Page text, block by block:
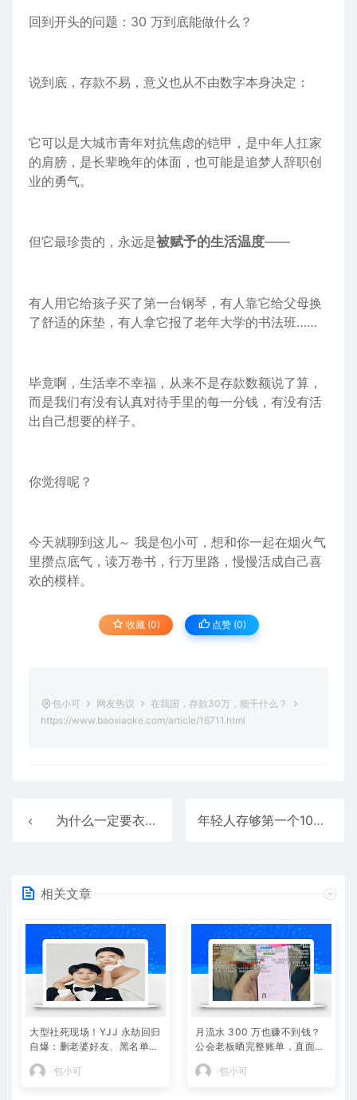
回到开头的问题：30 万到底能做什么？
说到底，存款不易，意义也从不由数字本身决定：
它可以是大城市青年对抗焦虑的铠甲，是中年人扛家
的肩膀，是长辈晚年的体面，也可能是追梦人辞职创
业的勇气。
但它最珍贵的，永远是被赋予的生活温度——
有人用它给孩子买了第一台钢琴，有人靠它给父母换
了舒适的床垫，有人拿它报了老年大学的书法班……
毕竟啊，生活幸不幸福，从来不是存款数额说了算，
而是我们有没有认真对待手里的每一分钱，有没有活
出自己想要的样子。
你觉得呢？
今天就聊到这儿～ 我是包小可，想和你一起在烟火气
里攒点底气，读万卷书，行万里路，慢慢活成自己喜
欢的模样。
收藏 (0) 点赞 (0)
包小可 网友热议
在我国，存款30万，能干什么？
https://www.baoxiaoke.com/article/16711.html
为什么一定要衣锦还乡 年轻人存够第一个10万，需要多久？
相关文章
大型社死现场！YJJ 永劫回归
自爆：删老婆好友、黑名单躺
平 PDD，冠军白银局全员白
给
包小可
月流水 300 万也赚不到钱？
公会老板晒完整账单，直面黑
奴合同全网争议
包小可